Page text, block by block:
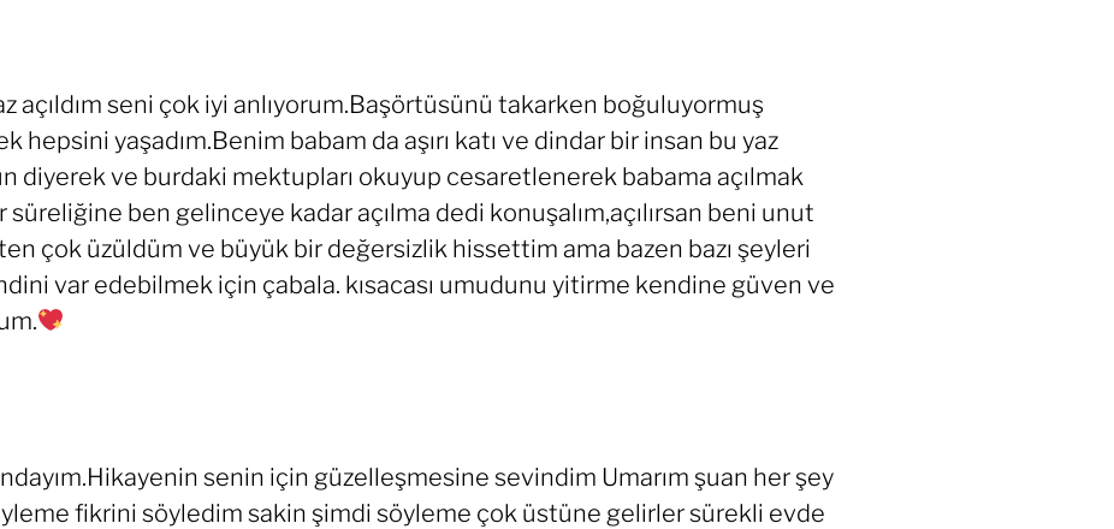
açıldım seni çok iyi anlıyorum.Başörtüsünü takarken boğuluyormuş
yaşadım.Benim babam da aşırı katı ve dindar bir insan bu yaz
diyerek ve burdaki mektupları okuyup cesaretlenerek babama açılmak
ben gelinceye kadar açılma dedi konuşalım,açılırsan beni unut
çok üzüldüm ve büyük bir değersizlik hissettim ama bazen bazı şeyleri
var edebilmek için çabala. kısacası umudunu yitirme kendine güven ve
senin için güzelleşmesine sevindim Umarım şuan her şey
fikrini söyledim sakin şimdi söyleme çok üstüne gelirler sürekli evde